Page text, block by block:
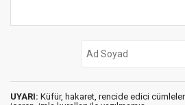
UYARI: Küfür, hakaret, rencide edici cümleler